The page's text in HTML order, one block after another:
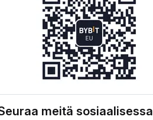
meitä sosiaalisessa